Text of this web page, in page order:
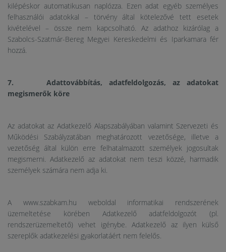
kilépéskor automatikusan naplózza. Ezen adat egyéb személyes
felhasználói adatokkal – törvény által kötelezővé tett esetek
kivételével – össze nem kapcsolható. Az adathoz kizárólag a
Szabolcs-Szatmár-Bereg Megyei Kereskedelmi és Iparkamara fér
hozzá.
7. Adattovábbítás, adatfeldolgozás, az adatokat
megismerők köre
Az adatokat az Adatkezelő Alapszabályában valamint Szervezeti és
Működési Szabályzatában meghatározott vezetősége, illetve a
vezetőség által külön erre felhatalmazott személyek jogosultak
megismerni. Adatkezelő az adatokat nem teszi közzé, harmadik
személyek számára nem adja ki.
A www.szabkam.hu weboldal informatikai rendszerének
üzemeltetése körében Adatkezelő adatfeldolgozót (pl.
rendszerüzemeltető) vehet igénybe. Adatkezelő az ilyen külső
szereplők adatkezelési gyakorlatáért nem felelős.